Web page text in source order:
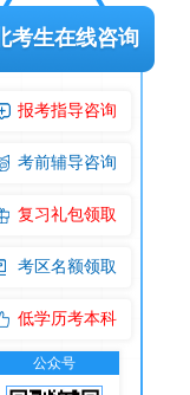
考生在线咨询
报考指导咨询
考前辅导咨询
复习礼包领取
考区名额领取
低学历考本科
公众号